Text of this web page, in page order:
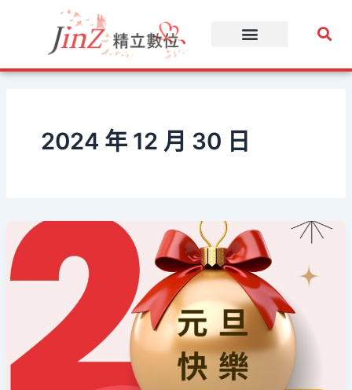
要
2024 年 12 月 30 日